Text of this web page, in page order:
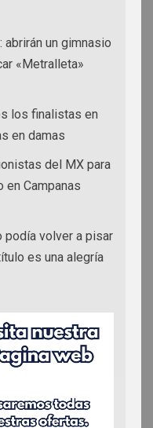
un gimnasio
«Metralleta»
los finalistas en
en damas
del MX para
en Campanas
podía volver a pisar
es una alegría